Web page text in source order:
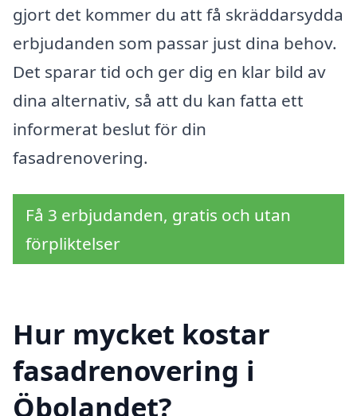
gjort det kommer du att få skräddarsydda
erbjudanden som passar just dina behov.
Det sparar tid och ger dig en klar bild av
dina alternativ, så att du kan fatta ett
informerat beslut för din
fasadrenovering.
Få 3 erbjudanden, gratis och utan
förpliktelser
Hur mycket kostar
fasadrenovering i
Öbolandet?